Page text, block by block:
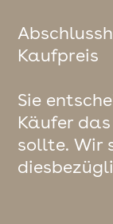
Kaufpreis
Sie
Käufer
sollte. Wir